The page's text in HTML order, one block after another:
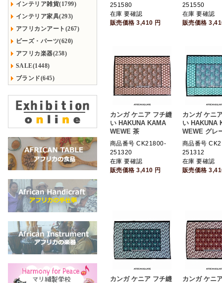
インテリア雑貨(1799)
インテリア家具(293)
アフリカンアート(267)
ビーズ・パーツ(620)
アフリカ楽器(258)
SALE(1448)
ブランド(645)
251580
在庫 要確認
販売価格3,410 円
251550
在庫 要確認
販売価格
カンガ ケニア フチ縫
い HAKUNA KAMA
WEWE 茶
商品番号 CK21800-
251320
在庫 要確認
販売価格3,410 円
カンガ ケニ
い HAKUNA
WEWE グレ
商品番号
251312
在庫 要確認
販売価格
カンガ ケニア フチ縫
カンガ ケニ